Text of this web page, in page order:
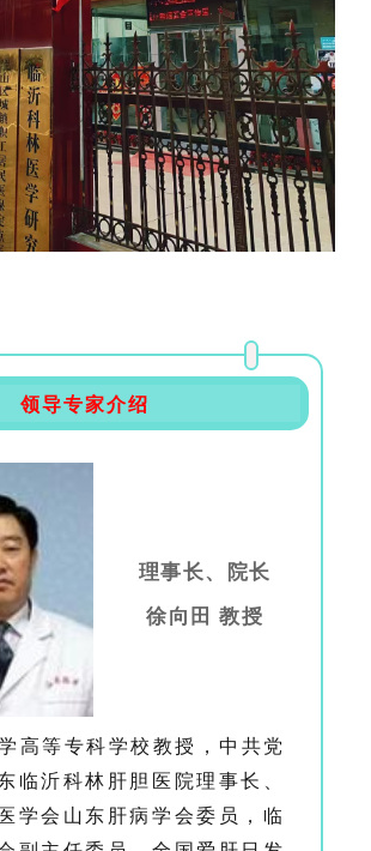
领导专家介绍
理事长、院长
徐向田 教授
等专科学校教授，中共党
临沂科林肝胆医院理事长、
学会山东肝病学会委员，临